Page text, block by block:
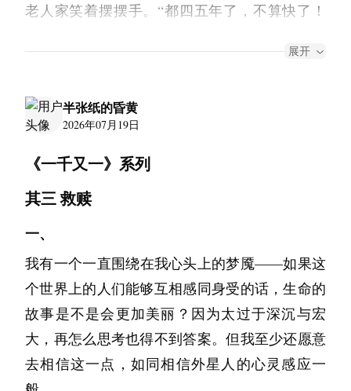
欲望。等会你先回家吧，我可能还有点事要出
去。”
人都像你一样纯粹。”
我开始掌管家里的日常琐事，今天说是朋友聚
去。我替她盖好了被子。这几天的头发也是我梳
理的，她或许是累了，举办沙龙的次数也大大减
也就是这个时候，夜晚我一个人在桌前思考故事
的起笔，她敲响我的房门，把最初的手稿递给了
我。
“你看了吗？”我叫住了准备脱离的背影。
对方挠了挠头发，没有转身。“看了。”停顿了几
秒。“可以的。”便走了。
你好。
话的样子，让我觉得你们之间确实有一种我还没
你问那条线是什么。我年轻的时候也问过这个问
题，后来我在海上待了一段时间，发现那条线不
是你站在岸上能看到的东西——它其实是你的眼
睛到了那里就不愿意再看下去了。可是如果你坐
船一直朝那条线开，那条线会一直往后退，你永
远到不了它。那不是天的脚，是你的世界的边
界。
你说你想画海下面的东西。我觉得这是一个很好
的想法。我在旅行的时候见过一些人，他们喜欢
画山、画花、画人的脸，但是很少有人想画看不
见的东西。看不见的东西最难画，因为你画出来
之后，别人可能看不懂，可能会说“这画的是什
这是我能做的最好的决定。
她抱着一瓶白酒，是别人家办白事用的。
“他们需要我们就要去吗？”
“去。”
“因为大家都不容易。”
“活着很不容易吗？”
“死亡也很不容易。”
“哪里不容易了？”
“……哎——”老人走得慢了些，叹口气。
他想起年轻时投河自尽的妻子。
老人家笑着摆摆手。“都四五年了，不算快了！
她靠近我想帮我抬东西，我摇摇头。“没事没
事，我一个人行。赶得这么急，总得让孩子休息
涌的洪流，破烂而又低矮的屋群，走动的人中多
是迟缓的老人。这里的年轻人要上班还是干什
么，得过桥去，到远处高楼林立的大厦去。
“孩子总要发展的，不是每个人都能像志仔这么
有出息，总得出去谋生活。”她拍了拍我的后
背，示意我把东西放到房间里就行了。
她说这句话的时候我正看着她，虽然说得豁达，
展开
半张纸的昏黄
2026年07月19日
《一千又一》系列
其三 救赎
一、
我有一个一直围绕在我心头上的梦魇——如果这
个世界上的人们能够互相感同身受的话，生命的
故事是不是会更加美丽？因为太过于深沉与宏
大，再怎么思考也得不到答案。但我至少还愿意
去相信这一点，如同相信外星人的心灵感应一